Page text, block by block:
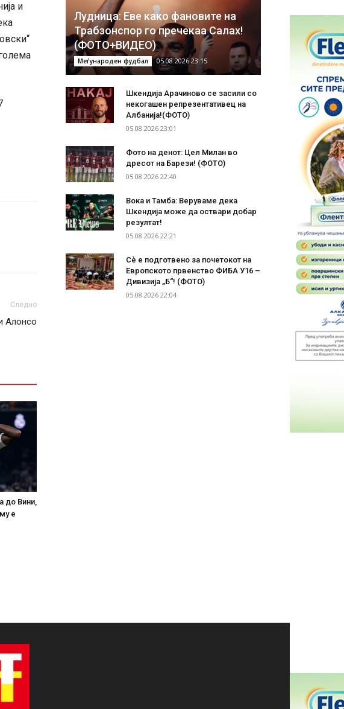
и
Следно
Алонсо
до Вини,
е
Лудница: Еве како фановите на
Трабзонспор го пречекаа Салах!
(ФОТО+ВИДЕО)
Меѓународен фудбал 05.08.2026 23:15
Шкендија Арачиново се засили со
некогашен репрезентативец на
Албанија!(ФОТО)
05.08.2026 23:01
Фото на денот: Цел Милан во
дресот на Барези! (ФОТО)
05.08.2026 22:40
Вока и Тамба: Веруваме дека
Шкендија може да оствари добар
резултат!
05.08.2026 22:21
Сѐ е подготвено за почетокот на
Европското првенство ФИБА У16 –
Дивизија „Б“! (ФОТО)
05.08.2026 22:04